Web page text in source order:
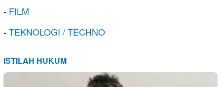
- FILM
-TEKNOLOGI / TECHNO
ISTILAH HUKUM